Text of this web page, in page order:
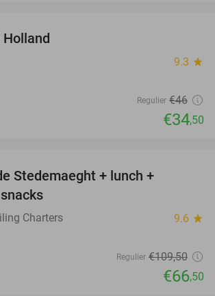
9.3 star
Regulier €46
€34,50
Stedemaeght + lunch +
Charters 9.6 star
Regulier €109,50
€66,50